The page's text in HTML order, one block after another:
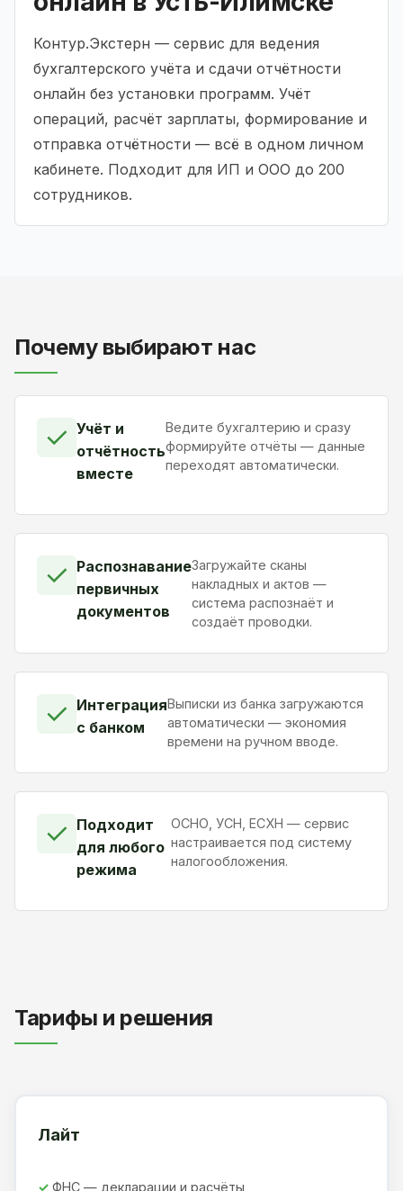
Контур.Экстерн — сервис для ведения
бухгалтерского учёта и сдачи отчётности
онлайн без установки программ. Учёт
операций, расчёт зарплаты, формирование и
отправка отчётности — всё в одном личном
кабинете. Подходит для ИП и ООО до 200
сотрудников.
Почему выбирают нас
✓ Учёт и
отчётность
вместе
Ведите бухгалтерию и сразу
формируйте отчёты — данные
переходят автоматически.
✓ Распознавание
первичных
документов
Загружайте сканы
накладных и актов —
система распознаёт и
создаёт проводки.
✓ Интеграция
с банком
Выписки из банка загружаются
автоматически — экономия
времени на ручном вводе.
✓ Подходит
для любого
режима
ОСНО, УСН, ЕСХН — сервис
настраивается под систему
налогообложения.
Тарифы и решения
Лайт
ФНС — декларации и расчёты